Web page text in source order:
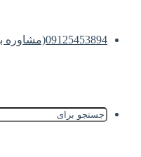
09125453894(مشاوره با وکیل)